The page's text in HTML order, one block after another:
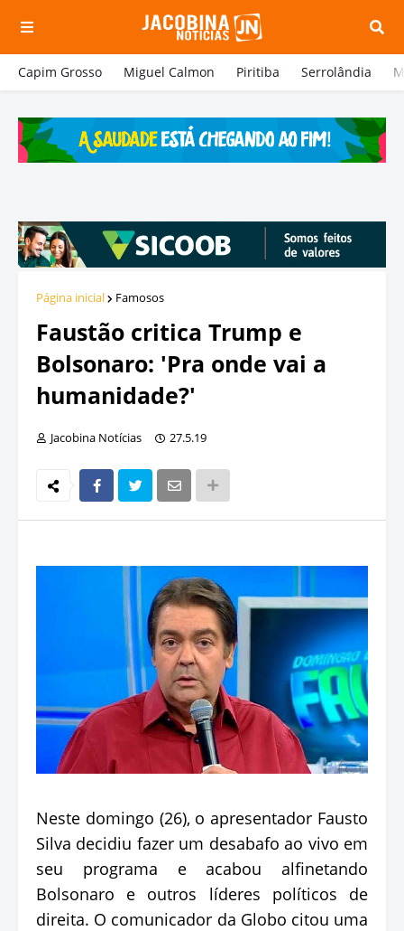
Capim Grosso Miguel Calmon Piritiba Serrolândia
Página inicial Famosos
Faustão critica Trump e
Bolsonaro: 'Pra onde vai a
humanidade?'
Jacobina Notícias 27.5.19
Neste domingo (26), o apresentador Fausto
Silva decidiu fazer um desabafo ao vivo em
seu programa e acabou alfinetando
Bolsonaro e outros líderes políticos de
direita. O comunicador da Globo citou uma